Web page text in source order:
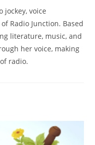
jockey, voice
Radio Junction. Based
literature, music, and
her voice, making
radio.